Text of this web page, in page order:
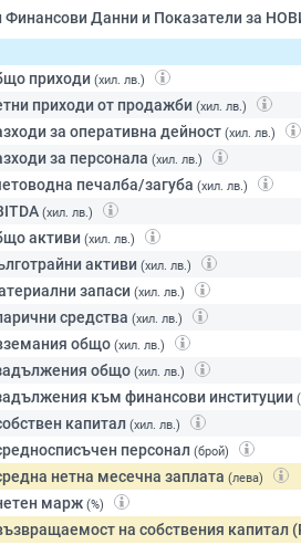
Финансови Данни и Показатели за
приходи (хил. лв.)
приходи от продажби (хил. лв.)
за оперативна дейност (хил. лв.)
за персонала (хил. лв.)
печалба/загуба (хил. лв.)
(хил. лв.)
активи (хил. лв.)
активи (хил. лв.)
запаси (хил. лв.)
средства (хил. лв.)
общо (хил. лв.)
общо (хил. лв.)
към финансови институции
капитал (хил. лв.)
персонал (брой)
нетна месечна заплата (лева)
марж (%)
на собствения капитал